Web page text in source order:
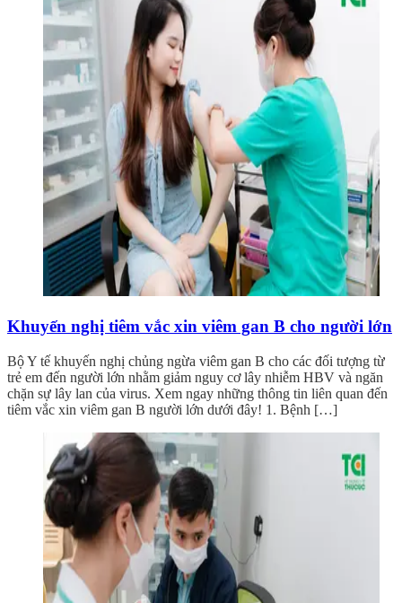
Khuyến nghị tiêm vắc xin viêm gan B cho người lớn
Bộ Y tế khuyến nghị chủng ngừa viêm gan B cho các đối tượng từ
trẻ em đến người lớn nhằm giảm nguy cơ lây nhiễm HBV và ngăn
chặn sự lây lan của virus. Xem ngay những thông tin liên quan đến
tiêm vắc xin viêm gan B người lớn dưới đây! 1. Bệnh […]